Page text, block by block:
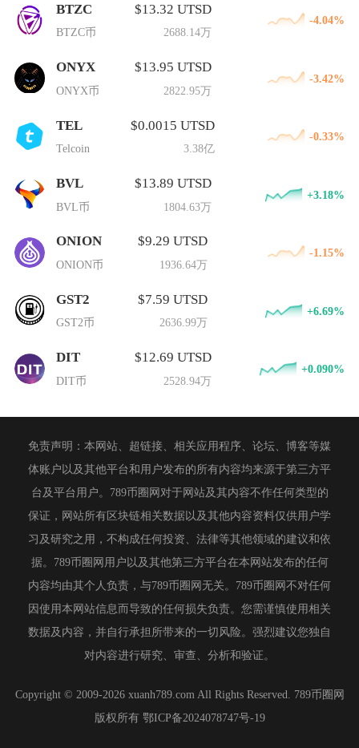
BTZC
BTZC币
$13.32 UTSD
2688.14万
-4.04%
ONYX
ONYX币
$13.95 UTSD
2822.95万
-3.42%
TEL
Telcoin
$0.0015 UTSD
3.38亿
-0.33%
BVL
BVL币
$13.89 UTSD
1804.63万
+3.18%
ONION
ONION币
$9.29 UTSD
1936.64万
-1.15%
GST2
GST2币
$7.59 UTSD
2636.99万
+6.69%
DIT
DIT币
$12.69 UTSD
2528.94万
+0.090%
免责声明：本网站、超链接、相关应用程序、论坛、博客等媒
体账户以及其他平台和用户发布的所有内容均来源于第三方平
台及平台用户。789币圈网对于网站及其内容不作任何类型的
保证，网站所有区块链相关数据以及其他内容资料仅供用户学
习及研究之用，不构成任何投资、法律等其他领域的建议和依
据。789币圈网用户以及其他第三方平台在本网站发布的任何
内容均由其个人负责，与789币圈网无关。789币圈网不对任何
因使用本网站信息而导致的任何损失负责。您需谨慎使用相关
数据及内容，并自行承担所带来的一切风险。强烈建议您独自
对内容进行研究、审查、分析和验证。
Copyright © 2009-2026 xuanh789.com All Rights Reserved. 789币圈网
版权所有 鄂ICP备2024078747号-19